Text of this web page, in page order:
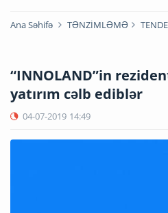
Ana Səhifə TƏNZİMLƏMƏ
“INNOLAND”in
yatırım cəlb ediblər
04-07-2019 14:49